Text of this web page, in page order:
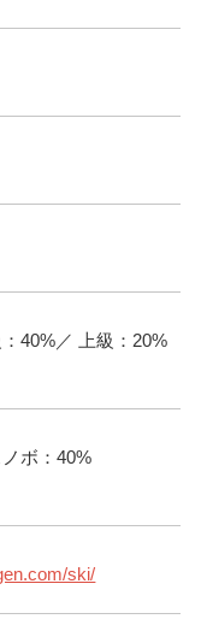
40%／ 上級：20%
ボ：40%
ski/